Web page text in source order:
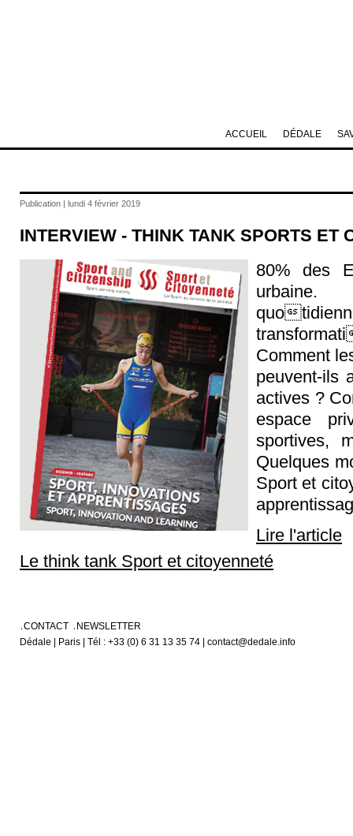
Publication | lundi 4 février 2019
INTERVIEW - THINK TANK SPORTS ET
80% des
urbaine.
quo
Comment
peuvent-ils
actives ?
espace
sportives,
Quelques
Sport et
Lire l'article
Le think tank Sport et citoyenneté
DÉDALE
ACCUEIL
CONTACT
NEWSLETTER
Dédale | Paris | Tél : +33 (0) 6 31 13 35 74 | contact@dedale.info